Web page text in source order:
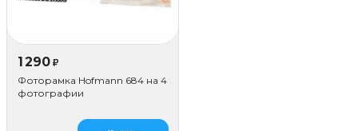
1 290 ₽
Фоторамка Hofmann 684 на 4
фотографии